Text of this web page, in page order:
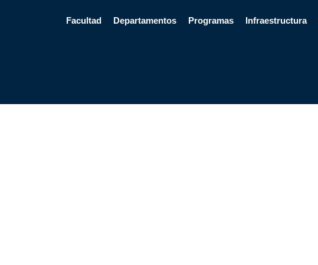
Facultad Departamentos Programas Infraestructura